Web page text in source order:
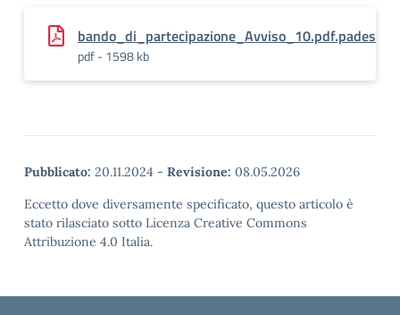
bando_di_partecipazione_Avviso_10.pdf.pades
pdf - 1598 kb
Pubblicato: 20.11.2024 - Revisione: 08.05.2026
Eccetto dove diversamente specificato, questo articolo è
stato rilasciato sotto Licenza Creative Commons
Attribuzione 4.0 Italia.